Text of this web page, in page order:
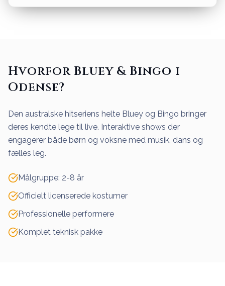
Hvorfor Bluey & Bingo i
Odense?
Den australske hitseriens helte Bluey og Bingo bringer
deres kendte lege til live. Interaktive shows der
engagerer både børn og voksne med musik, dans og
fælles leg.
Målgruppe: 2-8 år
Officielt licenserede kostumer
Professionelle performere
Komplet teknisk pakke